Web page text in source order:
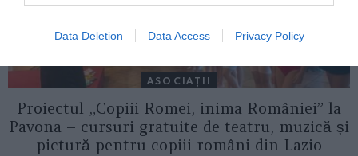
Data Deletion Data Access Privacy Policy
ASOCIAŢII
Proiectul „Copiii Romei, inima României” la
Pavona – cursuri gratuite de teatru, muzică și
pictură pentru copiii români din Lazio